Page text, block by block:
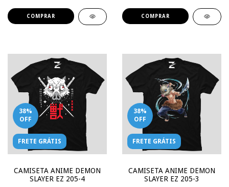
COMPRAR COMPRAR
38%
OFF
FRETE GRÁTIS
CAMISETA ANIME DEMON
SLAYER EZ 205-4
38%
OFF
FRETE GRÁTIS
CAMISETA ANIME DEMON
SLAYER EZ 205-3